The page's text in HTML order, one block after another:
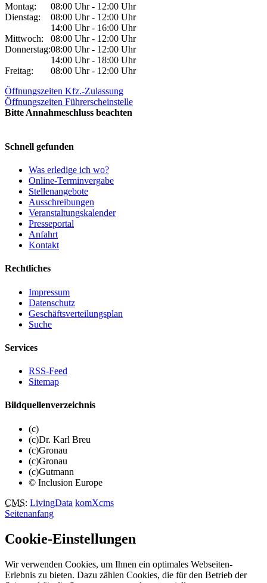
Montag:
08:00 Uhr - 12:00 Uhr
Dienstag:
08:00 Uhr - 12:00 Uhr
14:00 Uhr - 16:00 Uhr
Mittwoch:
08:00 Uhr - 12:00 Uhr
Donnerstag:08:00 Uhr - 12:00 Uhr
14:00 Uhr - 18:00 Uhr
Freitag:
08:00 Uhr - 12:00 Uhr
Öffnungszeiten Kfz.-Zulassung
Öffnungszeiten Führerscheinstelle
Bitte Annahmeschluss beachten
Schnell gefunden
Was erledige ich wo?
Online-Terminvergabe
Stellenangebote
Ausschreibungen
Veranstaltungskalender
Presseportal
Anfahrt
Kontakt
Rechtliches
Impressum
Datenschutz
Geschäftsverteilungsplan
Suche
Services
RSS-Feed
Sitemap
Bildquellenverzeichnis
(c)
(c)Dr. Karl Breu
(c)Gronau
(c)Gronau
(c)Gutmann
© Inclusion Europe
CMS: LivingData komXcms
Seitenanfang
Cookie-Einstellungen
Wir verwenden Cookies, um Ihnen ein optimales Webseiten-
Erlebnis zu bieten. Dazu zählen Cookies, die für den Betrieb der